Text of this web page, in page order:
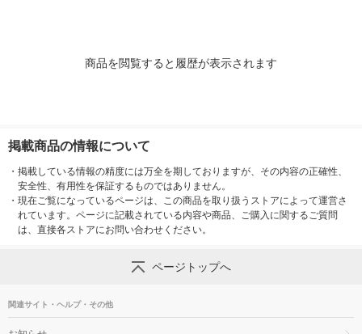
商品を閲覧すると履歴が表示されます
掲載商品の情報について
・ 掲載している情報の精度には万全を期しておりますが、その内容の正確性、
安全性、有用性を保証するものではありません。
・ 現在ご覧になっているページは、この商品を取り扱うストアによって運営さ
れています。ページに記載されている内容や商品、ご購入に関するご質問
は、直接各ストアにお問い合わせください。
ページトップへ
関連サイト・ヘルプ・その他